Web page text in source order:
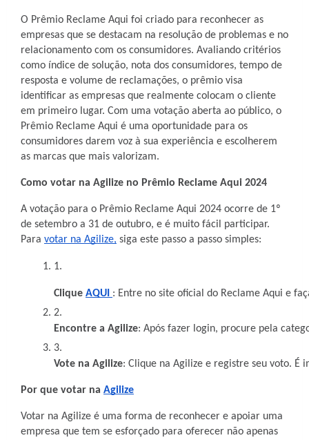
O Prêmio Reclame Aqui foi criado para reconhecer as
empresas que se destacam na resolução de problemas e no
relacionamento com os consumidores. Avaliando critérios
como índice de solução, nota dos consumidores, tempo de
resposta e volume de reclamações, o prêmio visa
identificar as empresas que realmente colocam o cliente
em primeiro lugar. Com uma votação aberta ao público, o
Prêmio Reclame Aqui é uma oportunidade para os
consumidores darem voz à sua experiência e escolherem
as marcas que mais valorizam.
Como votar na Agilize no Prêmio Reclame Aqui 2024
A votação para o Prêmio Reclame Aqui 2024 ocorre de 1º
de setembro a 31 de outubro, e é muito fácil participar.
Para votar na Agilize, siga este passo a passo simples:
Clique AQUI : Entre no site oficial do Reclame Aqui e
Encontre a Agilize: Após fazer login, procure pela
Vote na Agilize: Clique na Agilize e registre seu voto.
Por que votar na Agilize
Votar na Agilize é uma forma de reconhecer e apoiar uma
empresa que tem se esforçado para oferecer não apenas